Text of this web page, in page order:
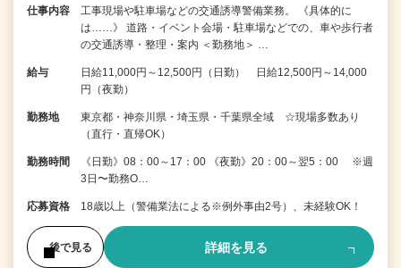
仕事内容
工事現場や駐車場などの交通誘導警備業務。 《具体的に
は……》 道路・イベント会場・駐車場などでの、車や歩行者
の交通誘導・整理・案内 ＜勤務地＞ …
給与
日給11,000円～12,500円（日勤） 日給12,500円～14,000
円（夜勤）
勤務地
東京都・神奈川県・埼玉県・千葉県全域 ☆現場多数あり
（直行・直帰OK）
勤務時間
《日勤》08：00～17：00 《夜勤》20：00～翌5：00 ※週
3日〜勤務O…
応募資格 18歳以上（警備業法による※例外事由2号）、未経験OK！
後で見る 詳細を見る